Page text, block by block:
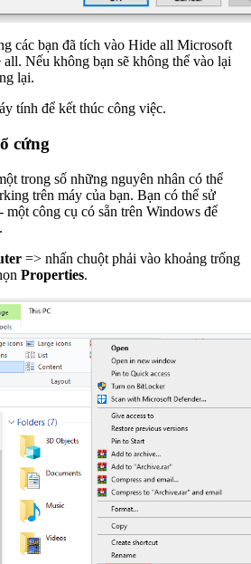
các bạn đã tích vào Hide all Microsoft
Nếu không bạn sẽ không thể vào lại
lại.
tính để kết thúc công việc.
cứng
trong số những nguyên nhân có thể
trên máy của bạn. Bạn có thể sử
công cụ có sẵn trên Windows để
=> nhấn chuột phải vào khoảng trống
Properties.